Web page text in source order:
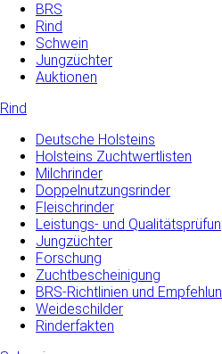
BRS
Rind
Schwein
Jungzüchter
Auktionen
Rind
Deutsche Holsteins
Holsteins Zuchtwertlisten
Milchrinder
Doppelnutzungsrinder
Fleischrinder
Leistungs- und
Jungzüchter
Forschung
Zuchtbescheinigung
BRS-Richtlinien und
Weideschilder
Rinderfakten